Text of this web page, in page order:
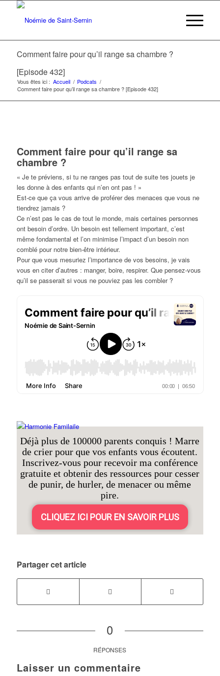
Comment faire pour qu’il range sa chambre ?
[Episode 432]
Vous êtes ici : Accueil / Podcats /
Comment faire pour qu’il range sa chambre ? [Episode 432]
Comment faire pour qu’il range sa
chambre ?
« Je te préviens, si tu ne ranges pas tout de suite tes jouets je
les donne à des enfants qui n’en ont pas ! »
Est-ce que ça vous arrive de proférer des menaces que vous ne
tiendrez jamais ?
Ce n’est pas le cas de tout le monde, mais certaines personnes
ont besoin d’ordre. Un besoin est tellement important, c’est
même fondamental et l’on minimise l’impact d’un besoin non
comblé pour notre bien-être intérieur.
Pour que vous mesuriez l’importance de vos besoins, je vais
vous en citer d’autres : manger, boire, respirer. Que pensez-vous
qu’il se passerait si vous ne pouviez pas les combler ?
Déjà plus de 100000 parents conquis ! Marre
de crier pour que vos enfants vous écoutent.
Inscrivez-vous pour recevoir ma conférence
gratuite et obtenir des ressources pour cesser
de punir, de hurler, de menacer ou même
pire.
CLIQUEZ ICI POUR EN SAVOIR PLUS
Partager cet article
0
RÉPONSES
Laisser un commentaire